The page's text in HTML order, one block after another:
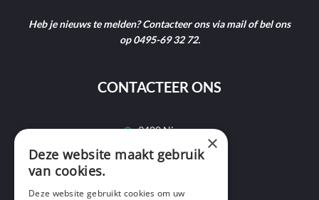
Heb je nieuws te melden? Contacteer ons via mail of bel ons
op 0495-69 32 72.
CONTACTEER ONS
9400 Ninove
info@ninofmedia.tv
+32 495 69 32 72
×
Deze website maakt gebruik
van cookies.
Deze website gebruikt cookies om uw